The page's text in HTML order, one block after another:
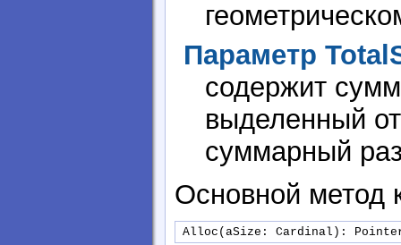
Параметр
содержит
выделенный
суммарный
Основной метод
Alloc(aSize: Cardinal):